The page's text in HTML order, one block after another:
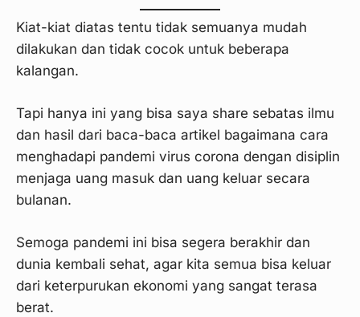
Kiat-kiat diatas tentu tidak semuanya mudah
dilakukan dan tidak cocok untuk beberapa
kalangan.
Tapi hanya ini yang bisa saya share sebatas ilmu
dan hasil dari baca-baca artikel bagaimana cara
menghadapi pandemi virus corona dengan disiplin
menjaga uang masuk dan uang keluar secara
bulanan.
Semoga pandemi ini bisa segera berakhir dan
dunia kembali sehat, agar kita semua bisa keluar
dari keterpurukan ekonomi yang sangat terasa
berat.